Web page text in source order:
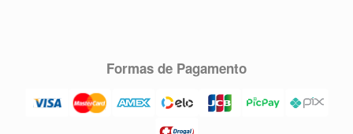
Formas de Pagamento